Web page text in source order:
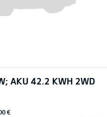
AKU 42.2 KWH 2WD
€